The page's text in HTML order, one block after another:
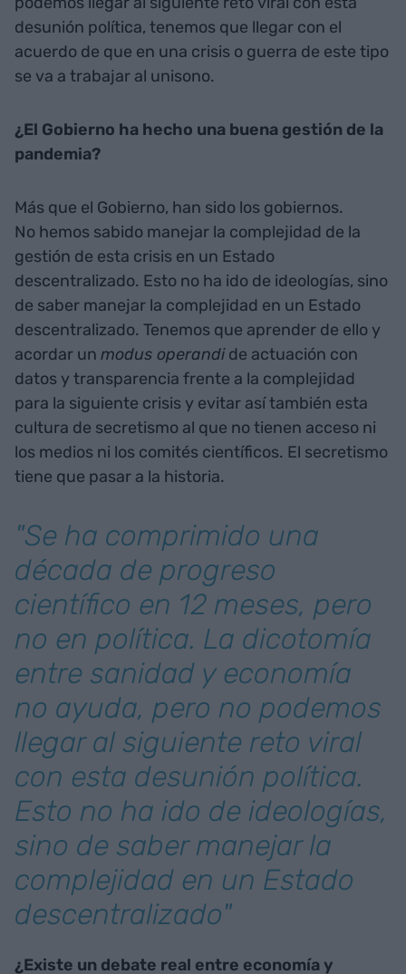
desunión política, tenemos que llegar con el
acuerdo de que en una crisis o guerra de este tipo
se va a trabajar al unisono.
¿El Gobierno ha hecho una buena gestión de la
pandemia?
Más que el Gobierno, han sido los gobiernos.
No hemos sabido manejar la complejidad de la
gestión de esta crisis en un Estado
descentralizado. Esto no ha ido de ideologías, sino
de saber manejar la complejidad en un Estado
descentralizado. Tenemos que aprender de ello y
acordar un modus operandide actuación con
datos y transparencia frente a la complejidad
para la siguiente crisis y evitar así también esta
cultura de secretismo al que no tienen acceso ni
los medios ni los comités científicos. El secretismo
tiene que pasar a la historia.
"Se ha comprimido una
década de progreso
científico en 12 meses, pero
no en política. La dicotomía
entre sanidad y economía
no ayuda, pero no podemos
llegar al siguiente reto viral
con esta desunión política.
Esto no ha ido de ideologías,
sino de saber manejar la
complejidad en un Estado
descentralizado"
¿Existe un debate real entre economía y